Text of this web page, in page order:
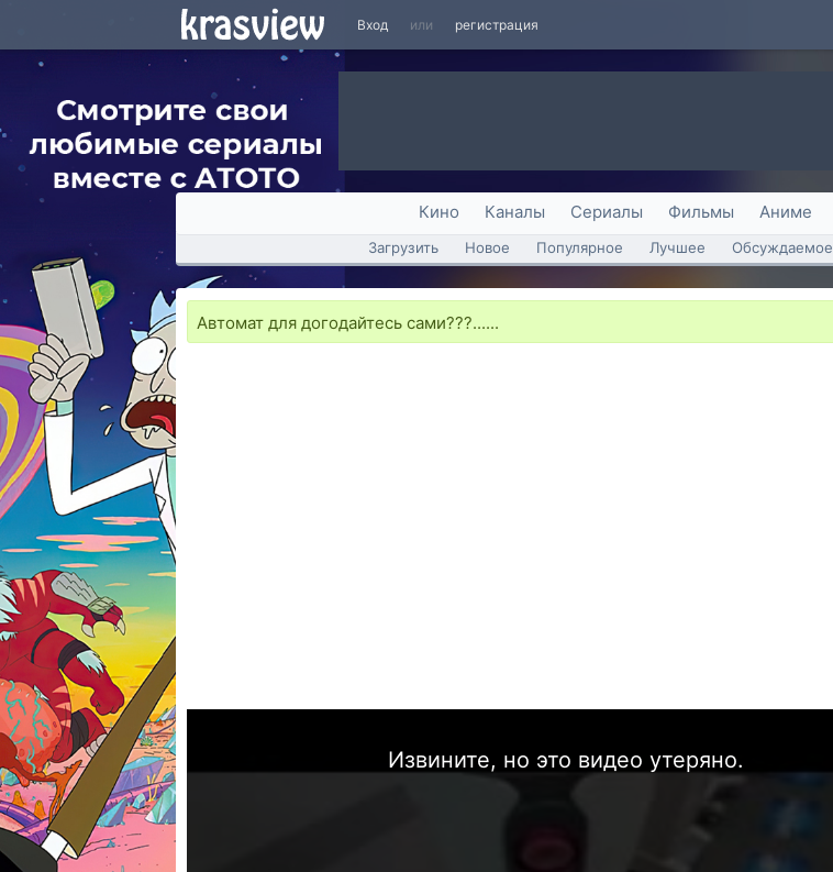
Вход или регистрация
Кино Каналы Сериалы Фильмы Аниме
Загрузить Новое Популярное Лучшее Обсуждаемое
Автомат для догодайтесь сами???......
Извините, но это видео утеряно.